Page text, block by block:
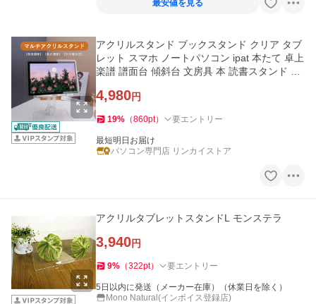
最安値を見る
アクリルスタンド ブックスタンド クリア タブ
レット スマホ ノートパソコン ipat 本たて 卓上
楽譜 譜面台 傾斜台 文房具 本 読書スタンド 角
4,980円
19% （860pt） 要エントリー
最短明日お届け
パソコン専門店 リンカイストア
アクリルタブレットスタンドL モンステラ
3,940円
9% （322pt） 要エントリー
5日以内に発送（メーカー在庫）（休業日を除く）
Mono Natural(インボイス登録店)